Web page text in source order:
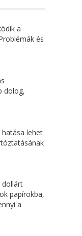
a
és
dolog,
hatása lehet
dollárt
papírokba,
a